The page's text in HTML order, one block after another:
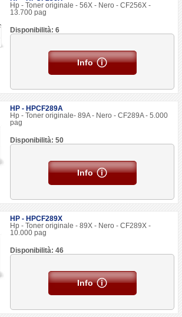
Hp - Toner originale - 56X - Nero - CF256X -
13.700 pag
Disponibilità: 6
Info
HP - HPCF289A
Hp - Toner originale- 89A - Nero - CF289A - 5.000
pag
Disponibilità: 50
Info
HP - HPCF289X
Hp - Toner originale - 89X - Nero - CF289X -
10.000 pag
Disponibilità: 46
Info